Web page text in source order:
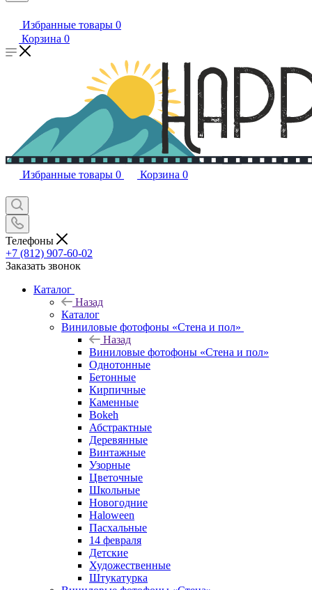
Избранные товары 0
Корзина 0
Избранные товары 0 Корзина 0
Телефоны
+7 (812) 907-60-02
Заказать звонок
Каталог
Назад
Каталог
Виниловые фотофоны «Стена и пол»
Назад
Виниловые фотофоны «Стена и пол»
Однотонные
Бетонные
Кирпичные
Каменные
Bokeh
Абстрактные
Деревянные
Винтажные
Узорные
Цветочные
Школьные
Новогодние
Haloween
Пасхальные
14 февраля
Детские
Художественные
Штукатурка